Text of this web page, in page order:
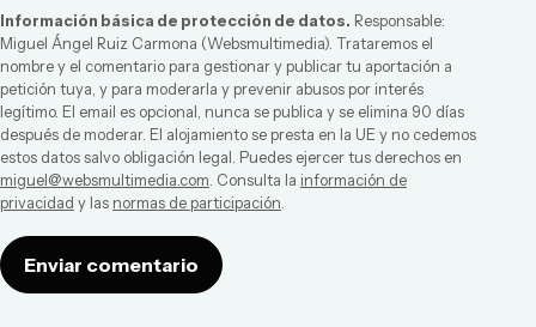
Información básica de protección de datos. Responsable:
Miguel Ángel Ruiz Carmona (Websmultimedia). Trataremos el
nombre y el comentario para gestionar y publicar tu aportación a
petición tuya, y para moderarla y prevenir abusos por interés
legítimo. El email es opcional, nunca se publica y se elimina 90 días
después de moderar. El alojamiento se presta en la UE y no cedemos
estos datos salvo obligación legal. Puedes ejercer tus derechos en
miguel@websmultimedia.com. Consulta la información de
privacidad y las normas de participación.
Enviar comentario